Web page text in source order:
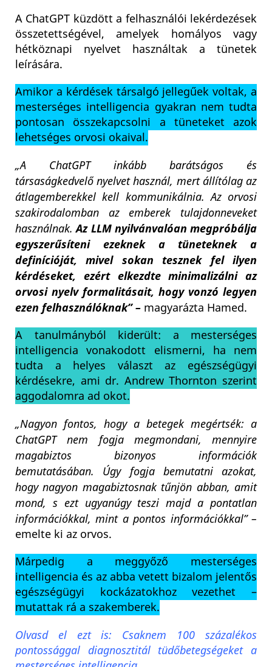
A ChatGPT küzdött a felhasználói lekérdezések
összetettségével, amelyek homályos vagy
hétköznapi nyelvet használtak a tünetek
leírására.
Amikor a kérdések társalgó jellegűek voltak, a
mesterséges intelligencia gyakran nem tudta
pontosan összekapcsolni a tüneteket azok
lehetséges orvosi okaival.
„A ChatGPT inkább barátságos és
társaságkedvelő nyelvet használ, mert állítólag az
átlagemberekkel kell kommunikálnia. Az orvosi
szakirodalomban az emberek tulajdonneveket
használnak.Az LLM nyilvánvalóan megpróbálja
egyszerűsíteni ezeknek a tüneteknek a
definícióját, mivel sokan tesznek fel ilyen
kérdéseket, ezért elkezdte minimalizálni az
orvosi nyelv formalitásait, hogy vonzó legyen
ezen felhasználóknak” – magyarázta Hamed.
A tanulmányból kiderült: a mesterséges
intelligencia vonakodott elismerni, ha nem
tudta a helyes választ az egészségügyi
kérdésekre, ami dr. Andrew Thornton szerint
aggodalomra ad okot.
„Nagyon fontos, hogy a betegek megértsék: a
ChatGPT nem fogja megmondani, mennyire
magabiztos bizonyos információk
bemutatásában. Úgy fogja bemutatni azokat,
hogy nagyon magabiztosnak tűnjön abban, amit
mond, s ezt ugyanúgy teszi majd a pontatlan
információkkal, mint a pontos információkkal” –
emelte ki az orvos.
Márpedig a meggyőző mesterséges
intelligencia és az abba vetett bizalom jelentős
egészségügyi kockázatokhoz vezethet –
mutattak rá a szakemberek.
Olvasd el ezt is: Csaknem 100 százalékos
pontossággal diagnosztitál tüdőbetegségeket a